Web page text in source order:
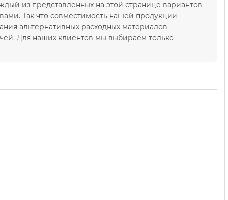
из представленных на этой странице вариантов
Так что совместимость нашей продукции
альтернативных расходных материалов
Для наших клиентов мы выбираем только